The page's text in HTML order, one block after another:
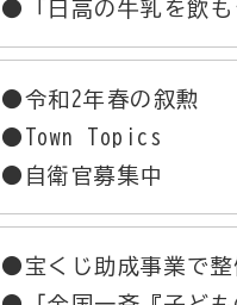
●「日高の牛乳を飲も
●令和2年春の叙勲
●Town Topics
●自衛官募集中
●宝くじ助成事業で整